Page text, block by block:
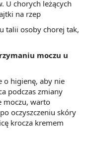
U chorych leżących
na rzep
talii osoby chorej tak,
moczu u
o higienę, aby nie
podczas zmiany
moczu, warto
oczyszczeniu skóry
krocza kremem